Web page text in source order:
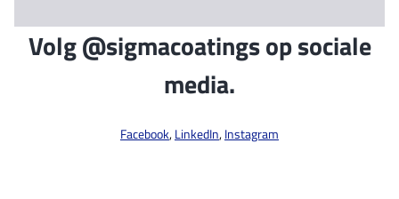
Volg @sigmacoatings op sociale
media.
Facebook,LinkedIn,Instagram